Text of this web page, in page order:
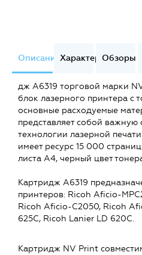
ОписаниеХарактеристики
Обзоры
дж A6319 торговой марки
блок лазерного принтера с
основные расходуемые
представляет собой
технологии лазерной
имеет ресурс 15 000
листа А4, черный цвет
Картридж A6319
принтеров: Ricoh Aficio-
Ricoh Aficio-C2050, Ricoh
625C, Ricoh Lanier LD 620C.
Картридж NV Print